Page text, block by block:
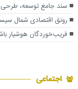
سند جامع توسعه،
رونق اقتصادی شمال
فریب‌خوردگان هوشیار
اجتماعی